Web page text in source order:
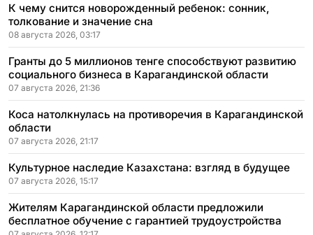
К чему снится новорожденный ребенок: сонник,
толкование и значение сна
08 августа 2026, 03:17
Гранты до 5 миллионов тенге способствуют развитию
социального бизнеса в Карагандинской области
07 августа 2026, 21:36
Коса натолкнулась на противоречия в Карагандинской
области
07 августа 2026, 21:17
Культурное наследие Казахстана: взгляд в будущее
07 августа 2026, 15:17
Жителям Карагандинской области предложили
бесплатное обучение с гарантией трудоустройства